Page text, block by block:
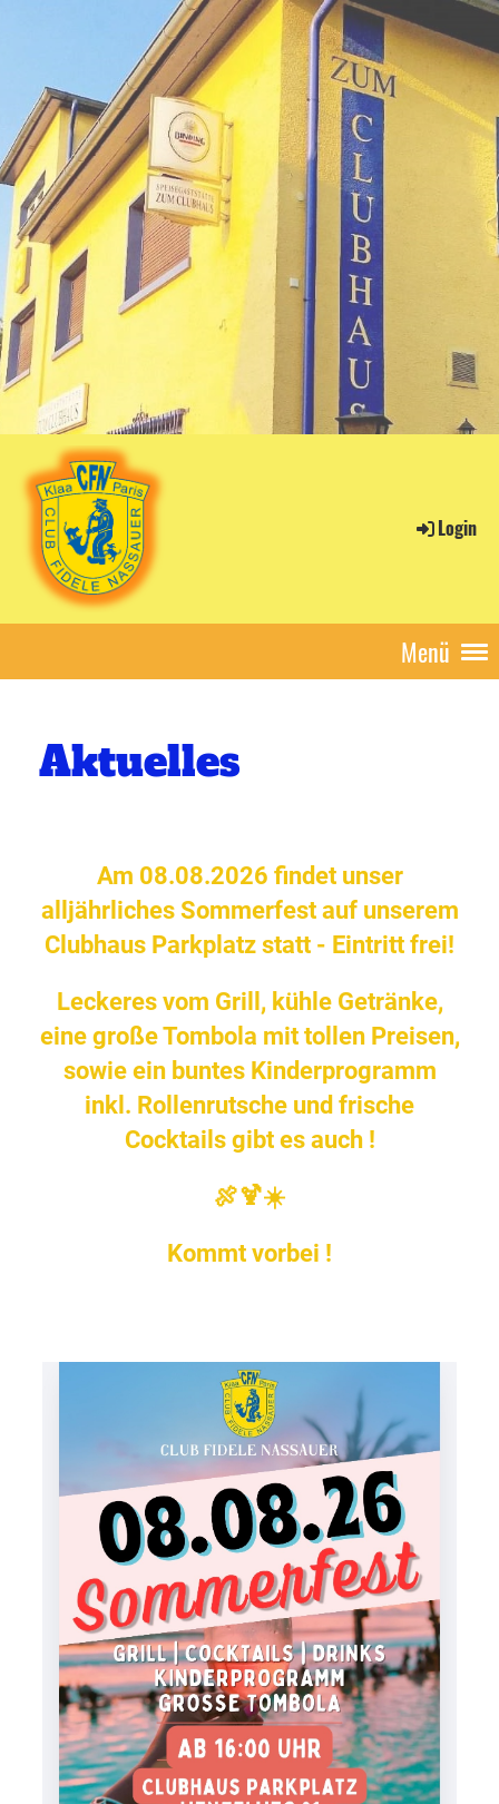
Login
Menü
Aktuelles
Am 08.08.2026 findet unser
alljährliches Sommerfest auf unserem
Clubhaus Parkplatz statt - Eintritt frei!
Leckeres vom Grill, kühle Getränke,
eine große Tombola mit tollen Preisen,
sowie ein buntes Kinderprogramm
inkl. Rollenrutsche und frische
Cocktails gibt es auch !
🍖🍹☀️
Kommt vorbei !